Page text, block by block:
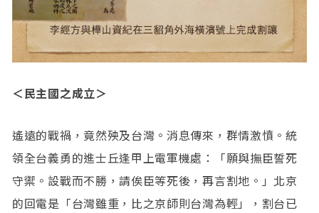
＜民主國之成立＞
遙遠的戰禍，竟然殃及台灣。消息傳來，群情激憤。統
領全台義勇的進士丘逢甲上電軍機處：「願與撫臣誓死
守禦。設戰而不勝，請俟臣等死後，再言割地。」北京
的回電是「台灣雖重，比之京師則台灣為輕」，割台已